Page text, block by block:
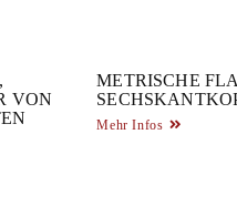
VON
METRISCHE
Mehr Infos